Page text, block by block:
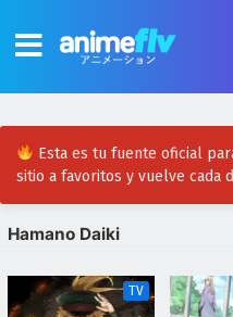
Esta es tu fuente oficial
sitio a favoritos y vuelve cada
Hamano Daiki
TV